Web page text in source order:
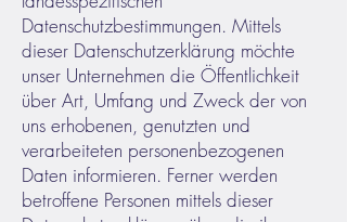
Datenschutzbestimmungen. Mittels
dieser Datenschutzerklärung möchte
unser Unternehmen die Öffentlichkeit
über Art, Umfang und Zweck der von
uns erhobenen, genutzten und
verarbeiteten personenbezogenen
Daten informieren. Ferner werden
betroffene Personen mittels dieser